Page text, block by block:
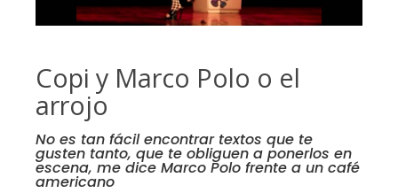
Copi y Marco Polo o el
arrojo
No es tan fácil encontrar textos que te
gusten tanto, que te obliguen a ponerlos en
escena, me dice Marco Polo frente a un café
americano